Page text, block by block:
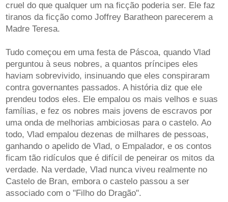
cruel do que qualquer um na ficção poderia ser. Ele faz
tiranos da ficção como Joffrey Baratheon parecerem a
Madre Teresa.
Tudo começou em uma festa de Páscoa, quando Vlad
perguntou à seus nobres, a quantos príncipes eles
haviam sobrevivido, insinuando que eles conspiraram
contra governantes passados. A história diz que ele
prendeu todos eles. Ele empalou os mais velhos e suas
famílias, e fez os nobres mais jovens de escravos por
uma onda de melhorias ambiciosas para o castelo. Ao
todo, Vlad empalou dezenas de milhares de pessoas,
ganhando o apelido de Vlad, o Empalador, e os contos
ficam tão ridículos que é difícil de peneirar os mitos da
verdade. Na verdade, Vlad nunca viveu realmente no
Castelo de Bran, embora o castelo passou a ser
associado com o "Filho do Dragão".